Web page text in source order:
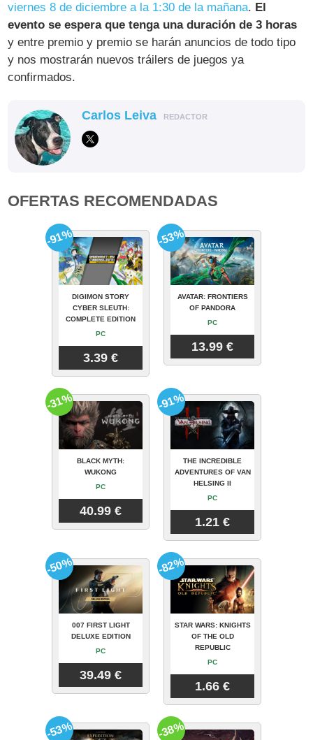
viernes 8 de diciembre a la 1:30 de la mañana. El
evento se espera que tenga una duración de 3 horas
y entre premio y premio se harán anuncios de todo tipo
y nos mostrarán nuevos tráilers de juegos ya
confirmados.
Carlos Leiva REDACTOR
OFERTAS RECOMENDADAS
DIGIMON STORY
CYBER SLEUTH:
COMPLETE EDITION
PC
3.39 €
-91%
AVATAR: FRONTIERS
OF PANDORA
PC
13.99 €
-53%
BLACK MYTH:
WUKONG
PC
40.99 €
-31%
THE INCREDIBLE
ADVENTURES OF VAN
HELSING II
PC
1.21 €
-91%
007 FIRST LIGHT
DELUXE EDITION
PC
39.49 €
-50%
STAR WARS: KNIGHTS
OF THE OLD
REPUBLIC
PC
1.66 €
-82%
-53% -38%